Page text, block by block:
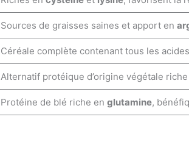
Sources de graisses saines et apport en
Céréale complète contenant tous les
Alternatif protéique d’origine végétale
Protéine de blé riche en glutamine,